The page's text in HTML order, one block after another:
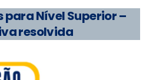
para Nível Superior –
resolvida